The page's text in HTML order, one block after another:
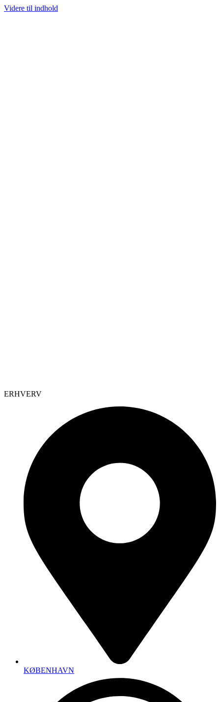
Videre til indhold
ERHVERV
KØBENHAVN